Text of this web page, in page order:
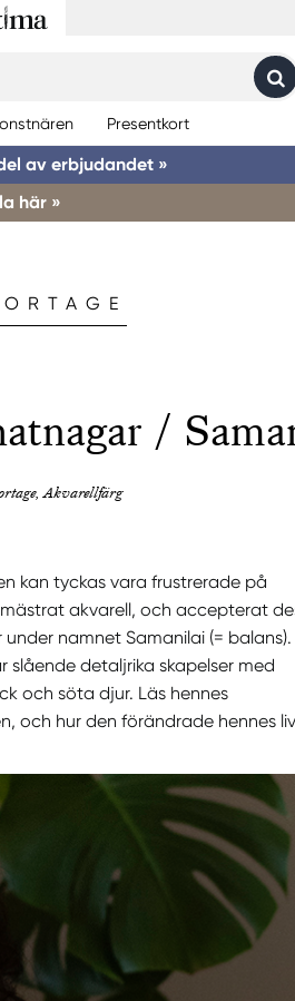
Presentkort
av erbjudandet »
här »
/
Akvarellfärg
kan tyckas vara frustrerade på
akvarell, och accepterat
under namnet Samanilai (= balans).
detaljrika skapelser med
och söta djur. Läs hennes
och hur den förändrade hennes